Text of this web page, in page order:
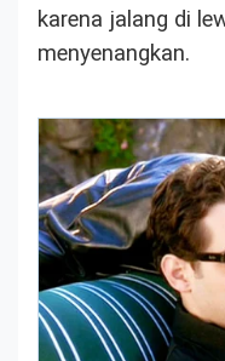
karena jalang di
menyenangkan.